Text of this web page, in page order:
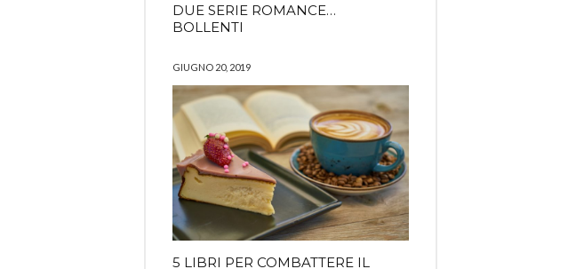
DUE SERIE ROMANCE…
BOLLENTI
GIUGNO 20, 2019
5 LIBRI PER COMBATTERE IL